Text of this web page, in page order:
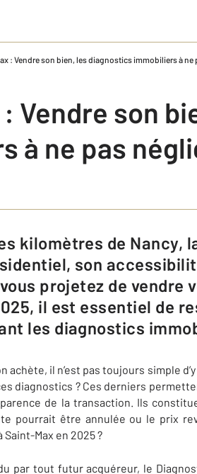
: Vendre son bien, les diagnostics immobiliers à ne
Vendre son
à ne pas
son
projetez de
il est essentiel de
les diagnostics
achète, il n’est pas toujours simple
diagnostics ? Ces derniers
de la transaction. Ils
pourrait être annulée ou le prix
Max en 2025 ?
par tout futur acquéreur, le